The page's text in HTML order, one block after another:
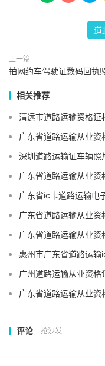
道
上一篇
拍网约车驾驶证数码回执
相关推荐
清远市道路运输资格证
广东省道路运输从业资
深圳道路运输证车辆照
广东省道路运输从业资
广东省ic卡道路运输电
广东省道路运输从业资
广东省道路运输从业资
惠州市广东省道路运输
广州道路运输从业资格
广东省道路运输从业资
评论 抢沙发